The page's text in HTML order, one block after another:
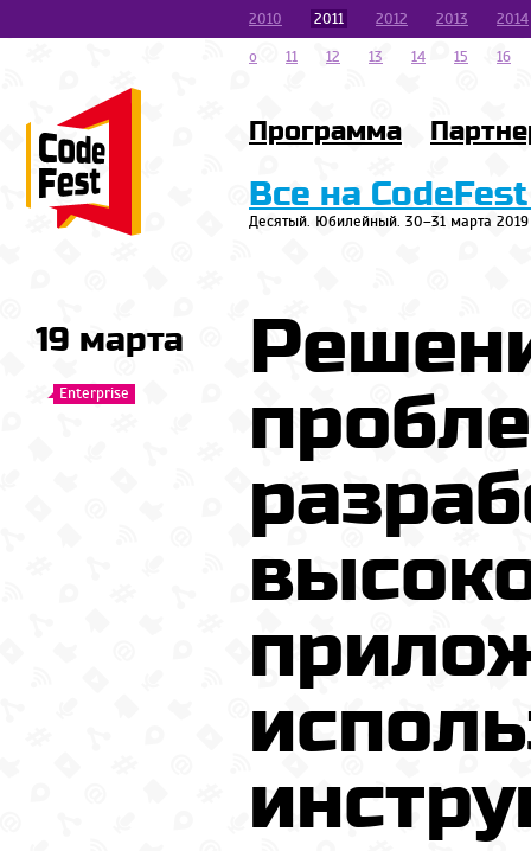
2010 2011 2012 2013
2014
o
11 12 13 14 15 16
Программа
Все на
Десятый. Юбилейный. 30–31 марта 2019
19 марта
Enterprise